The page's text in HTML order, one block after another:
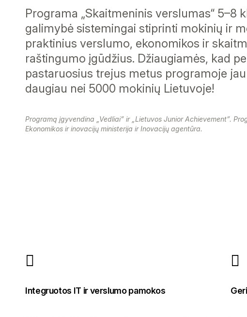
Programa „Skaitmeninis verslumas“ 5–8
galimybė sistemingai stiprinti mokinių ir
praktinius verslumo, ekonomikos ir
raštingumo įgūdžius. Džiaugiamės, kad
pastaruosius trejus metus programoje
daugiau nei 5000 mokinių Lietuvoje!
Programą įgyvendina „Vedliai” ir „Lietuvos Junior Achievement”.
Ekonomikos ir inovacijų ministerija ir Inovacijų agentūra.
Integruotos IT ir verslumo pamokos